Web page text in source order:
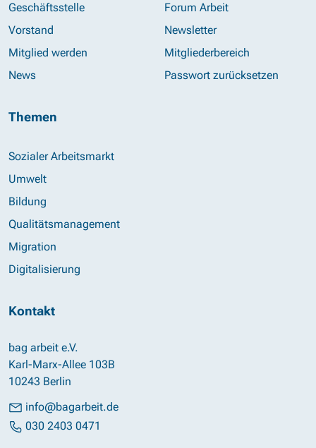
Geschäftsstelle
Vorstand
Mitglied werden
News
Forum Arbeit
Newsletter
Mitgliederbereich
Passwort zurücksetzen
Themen
Sozialer Arbeitsmarkt
Umwelt
Bildung
Qualitätsmanagement
Migration
Digitalisierung
Kontakt
bag arbeit e.V.
Karl-Marx-Allee 103B
10243 Berlin
info@bagarbeit.de
030 2403 0471